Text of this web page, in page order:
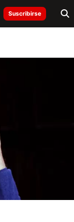
Suscribirse